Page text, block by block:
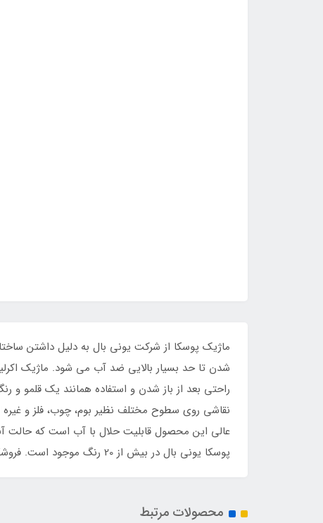
ماژیک پوسکا از شرکت یونی بال به دلیل داشتن
شدن تا حد بسیار بالایی ضد آب می شود. ماژیک
نقاشی روی سطوح مختلف نظیر بوم، چوب، فلز و غیره
عالی این محصول قابلیت حلال با آب است که حالت
پوسکا یونی بال در بیش از 20 رنگ موجود است. فروشگاه کلک عشق مفتخر است به عنوان نمایندگی برند یونی بال این محصول خاص و بی‌نظیر را عرضه نماید.
محصولات مرتبط